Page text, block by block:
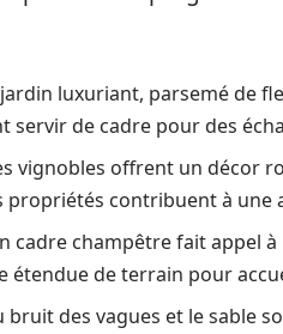
luxuriant, parsemé de
servir de cadre pour des
vignobles offrent un décor
propriétés contribuent à une
cadre champêtre fait appel
étendue de terrain pour
bruit des vagues et le sable